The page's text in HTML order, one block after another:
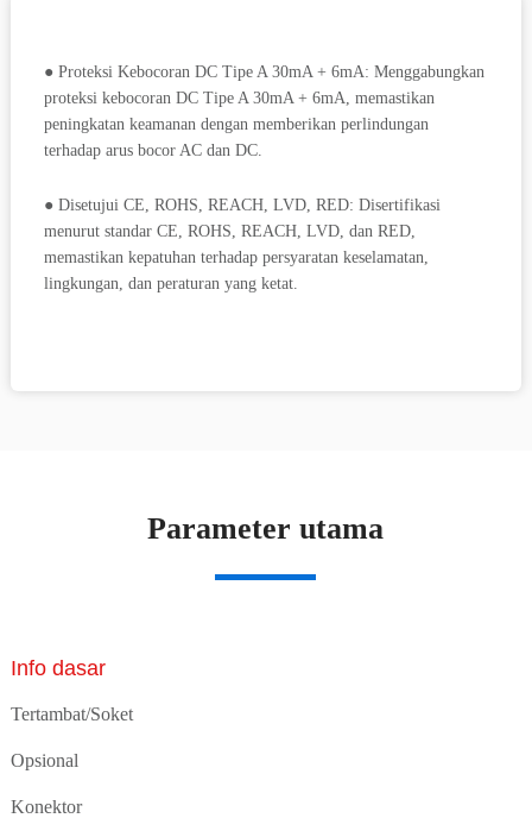
● Proteksi Kebocoran DC Tipe A 30mA + 6mA: Menggabungkan
proteksi kebocoran DC Tipe A 30mA + 6mA, memastikan
peningkatan keamanan dengan memberikan perlindungan
terhadap arus bocor AC dan DC.
● Disetujui CE, ROHS, REACH, LVD, RED: Disertifikasi
menurut standar CE, ROHS, REACH, LVD, dan RED,
memastikan kepatuhan terhadap persyaratan keselamatan,
lingkungan, dan peraturan yang ketat.
Parameter utama
Info dasar
Tertambat/Soket
Opsional
Konektor